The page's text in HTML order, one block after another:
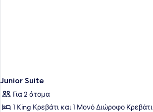
Junior Suite
Για 2 άτομα
1 King Κρεβάτι και 1 Μονό Διώροφο Κρεβάτι